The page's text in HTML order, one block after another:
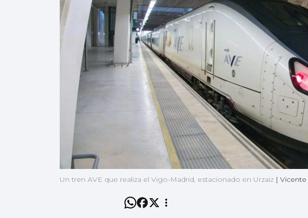
Un tren AVE que realiza el Vigo-Madrid, estacionado en Urzaiz |